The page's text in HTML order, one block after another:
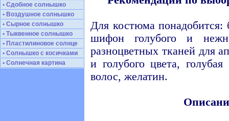
• Сдобное солнышко
• Воздушное солнышко
• Сырное солнышко
• Тыквенное солнышко
• Пластилиновое солнце
• Солнышко с косичками
• Солнечная картина
Для костюма понадобится:
шифон голубого и
разноцветных тканей для
и голубого цвета,
волос, желатин.